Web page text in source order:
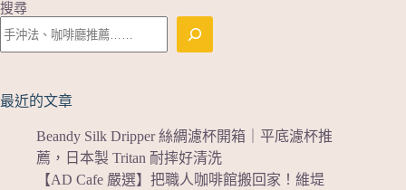
搜尋
最近的文章
Beandy Silk Dripper 絲綢濾杯開箱｜平底濾杯推
薦，日本製 Tritan 耐摔好清洗
【AD Cafe 嚴選】把職人咖啡館搬回家！維堤